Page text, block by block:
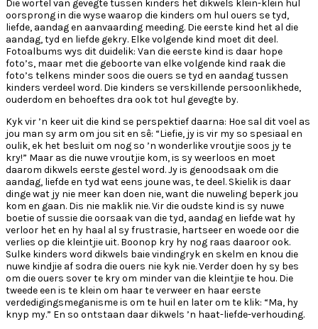
Die wortel van gevegte tussen kinders het dikwels klein-klein hul
oorsprong in die wyse waarop die kinders om hul ouers se tyd,
liefde, aandag en aanvaarding meeding. Die eerste kind het al die
aandag, tyd en liefde gekry. Elke volgende kind moet dit deel.
Fotoalbums wys dit duidelik: Van die eerste kind is daar hope
foto’s, maar met die geboorte van elke volgende kind raak die
foto’s telkens minder soos die ouers se tyd en aandag tussen
kinders verdeel word. Die kinders se verskillende persoonlikhede,
ouderdom en behoeftes dra ook tot hul gevegte by.
Kyk vir ’n keer uit die kind se perspektief daarna: Hoe sal dit voel as
jou man sy arm om jou sit en sê: “Liefie, jy is vir my so spesiaal en
oulik, ek het besluit om nog so ’n wonderlike vroutjie soos jy te
kry!” Maar as die nuwe vroutjie kom, is sy weerloos en moet
daarom dikwels eerste gestel word. Jy is genoodsaak om die
aandag, liefde en tyd wat eens joune was, te deel. Skielik is daar
dinge wat jy nie meer kan doen nie, want die nuweling beperk jou
kom en gaan. Dis nie maklik nie. Vir die oudste kind is sy nuwe
boetie of sussie die oorsaak van die tyd, aandag en liefde wat hy
verloor het en hy haal al sy frustrasie, hartseer en woede oor die
verlies op die kleintjie uit. Boonop kry hy nog raas daaroor ook.
Sulke kinders word dikwels baie vindingryk en skelm en knou die
nuwe kindjie af sodra die ouers nie kyk nie. Verder doen hy sy bes
om die ouers sover te kry om minder van die kleintjie te hou. Die
tweede een is te klein om haar te verweer en haar eerste
verdedigingsmeganisme is om te huil en later om te klik: “Ma, hy
knyp my.” En so ontstaan daar dikwels ’n haat-liefde-verhouding.